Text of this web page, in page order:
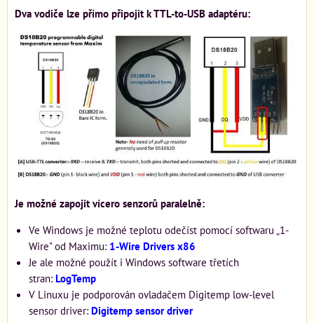
Dva vodiče lze přímo připojit k TTL-to-USB adaptéru:
Je možné zapojit vícero senzorů paralelně:
Ve Windows je možné teplotu odečíst pomocí softwaru „1-
Wire" od Maximu: 1-Wire Drivers x86
Je ale možné použít i Windows software třetích
stran: LogTemp
V Linuxu je podporován ovladačem Digitemp low-level
sensor driver: Digitemp sensor driver